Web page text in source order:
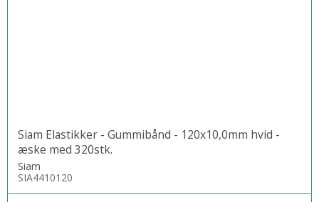
Siam Elastikker - Gummibånd - 120x10,0mm hvid -
æske med 320stk.
Siam
SIA4410120